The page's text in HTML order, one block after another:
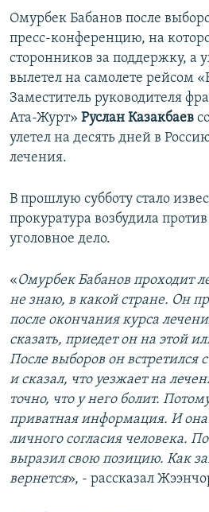
Омурбек Бабанов после
пресс-конференцию, на
сторонников за поддержку, а
вылетел на самолете рейсом
Заместитель руководителя
Ата-Журт» Руслан Казакбаев
улетел на десять дней в
лечения.
В прошлую субботу стало
прокуратура возбудила
уголовное дело.
«​Омурбек Бабанов проходит
не знаю, в какой стране. Он
после окончания курса
сказать, приедет он на этой
После выборов он
и сказал, что уезжает на
точно, что у него болит.
приватная информация. И она
личного согласия человека.
выразил свою позицию. Как
вернется»​, - рассказал